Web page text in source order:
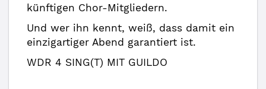
künftigen Chor-Mitgliedern.
Und wer ihn kennt, weiß, dass damit ein
einzigartiger Abend garantiert ist.
WDR 4 SING(T) MIT GUILDO